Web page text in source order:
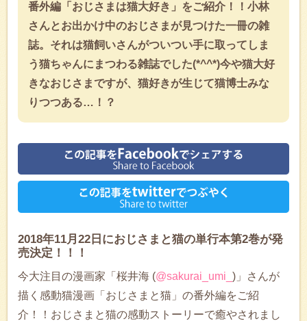
番外編「おじさまは猫大好き」をご紹介！！小林
さんとお出かけ中のおじさまが見つけた一冊の雑
誌。それは猫飼いさんがついつい手に取ってしま
う猫ちゃんにまつわる雑誌でした(*^^*)今や猫大好
きなおじさまですが、猫好きが生じて猫博士みな
りつつある…！？
2018年11月22日におじさまと猫の単行本第2巻が発
売決定！！！
今大注目の漫画家「桜井海 (@sakurai_umi_ )」さんが
描く感動猫漫画「おじさまと猫」の番外編をご紹
介！！おじさまと猫の感動ストーリーで癒やされまし